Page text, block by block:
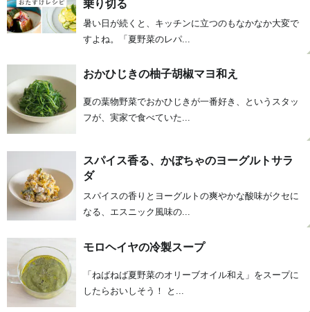
乗り切る
暑い日が続くと、キッチンに立つのもなかなか大変で
すよね。「夏野菜のレパ...
おかひじきの柚子胡椒マヨ和え
夏の葉物野菜でおかひじきが一番好き、というスタッ
フが、実家で食べていた...
スパイス香る、かぼちゃのヨーグルトサラ
ダ
スパイスの香りとヨーグルトの爽やかな酸味がクセに
なる、エスニック風味の...
モロヘイヤの冷製スープ
「ねばねば夏野菜のオリーブオイル和え」をスープに
したらおいしそう！ と...